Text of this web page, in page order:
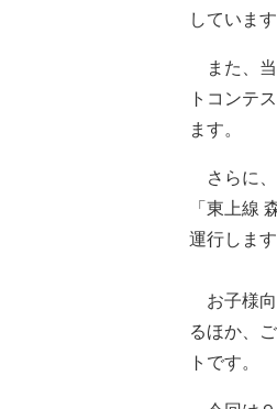
しています
また、当
トコンテ
ます。
さらに、
「東上線
運行します
お子様向
るほか、
トです。